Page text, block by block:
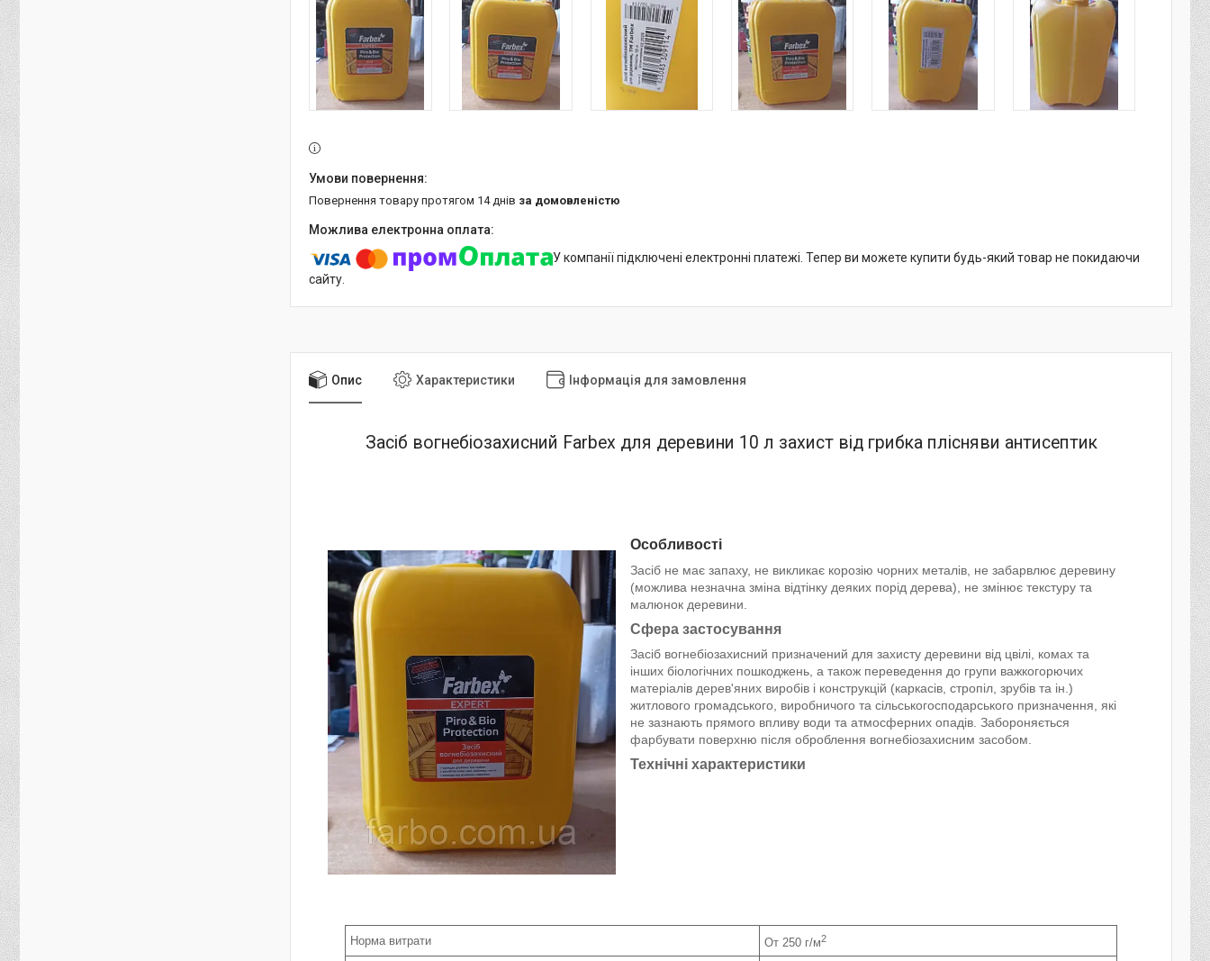
повернення товару протягом 14 днів за домовленістю
У компанії підключені електронні платежі. Тепер ви можете купити будь-який товар не покидаючи
сайту.
Опис Характеристики Інформація для замовлення
Засіб вогнебіозахисний Farbex для деревини 10 л захист від грибка плісняви антисептик
Особливості
Засіб не має запаху, не викликає корозію чорних металів, не забарвлює деревину
(можлива незначна зміна відтінку деяких порід дерева), не змінює текстуру та
малюнок деревини.
Сфера застосування
Засіб вогнебіозахисний призначений для захисту деревини від цвілі, комах та
інших біологічних пошкоджень, а також переведення до групи важкогорючих
матеріалів дерев'яних виробів і конструкцій (каркасів, стропіл, зрубів та ін.)
житлового громадського, виробничого та сільськогосподарського призначення, які
не зазнають прямого впливу води та атмосферних опадів. Забороняється
фарбувати поверхню після оброблення вогнебіозахисним засобом.
Технічні характеристики
Норма витрати От 250 г/м2